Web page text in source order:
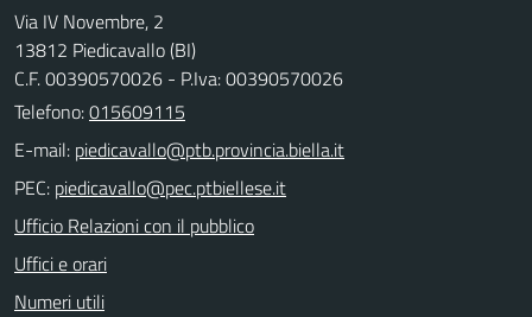
Via IV Novembre, 2
13812 Piedicavallo (BI)
C.F. 00390570026 - P.Iva: 00390570026
Telefono:015609115
E-mail:
PEC:
Ufficio Relazioni con il pubblico
Uffici e orari
Numeri utili